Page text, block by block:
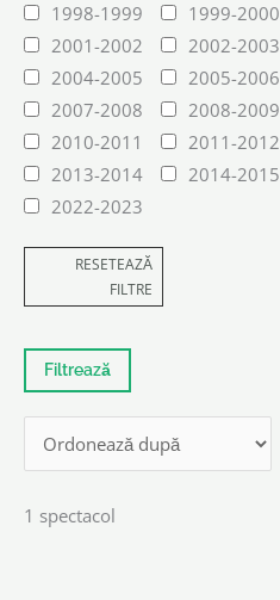
1998-1999
1999-2000
2001-2002
2002-2003
2004-2005
2005-2006
2007-2008
2008-2009
2010-2011
2011-2012
2013-2014
2014-2015
2022-2023
RESETEAZĂ
FILTRE
1 spectacol